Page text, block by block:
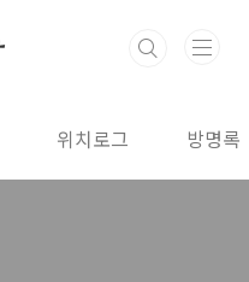
위치로그 방명록